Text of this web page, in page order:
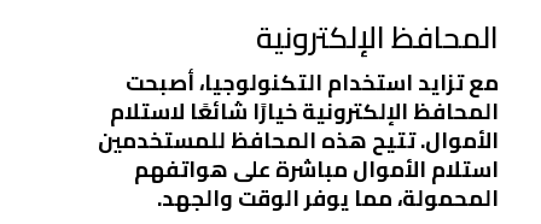
المحافظ الإلكترونية
مع تزايد استخدام التكنولوجيا، أصبحت
المحافظ الإلكترونية خيارًا شائعًا لاستلام
الأموال. تتيح هذه المحافظ للمستخدمين
استلام الأموال مباشرة على هواتفهم
المحمولة، مما يوفر الوقت والجهد.